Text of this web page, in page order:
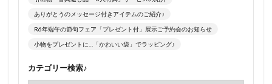
ありがとうのメッセージ付きアイテムのご紹介♪
R6年端午の節句フェア「プレゼント付」展示ご予約会のお知らせ
小物をプレゼントに…「かわいい袋」でラッピング♪
カテゴリー検索♪